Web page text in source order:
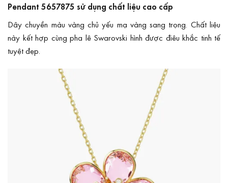
Pendant 5657875 sử dụng chất liệu cao cấp
Dây chuyền màu vàng chủ yếu mạ vàng sang trọng. Chất liệu
này kết hợp cùng pha lê Swarovski hình được điêu khắc tinh tế
tuyệt đẹp.